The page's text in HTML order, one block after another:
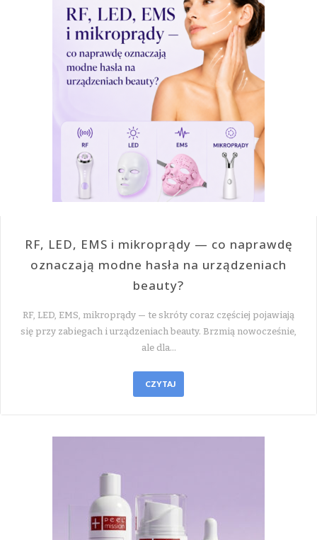
RF, LED, EMS i mikroprądy — co naprawdę
oznaczają modne hasła na urządzeniach
beauty?
RF, LED, EMS, mikroprądy — te skróty coraz częściej pojawiają
się przy zabiegach i urządzeniach beauty. Brzmią nowocześnie,
ale dla…
CZYTAJ